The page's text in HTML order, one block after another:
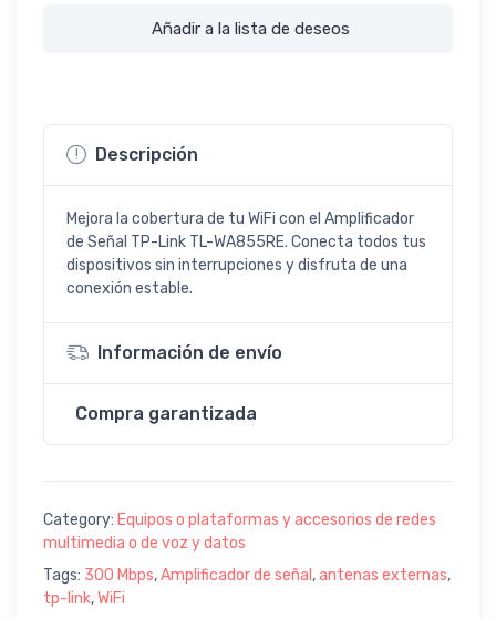
Añadir a la lista de deseos
Descripción
Mejora la cobertura de tu WiFi con el Amplificador
de Señal TP-Link TL-WA855RE. Conecta todos tus
dispositivos sin interrupciones y disfruta de una
conexión estable.
Información de envío
Compra garantizada
Category: Equipos o plataformas y accesorios de redes
multimedia o de voz y datos
Tags: 300 Mbps,Amplificador de señal ,antenas externas,
tp-link,WiFi